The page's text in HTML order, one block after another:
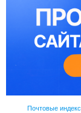
Почтовые